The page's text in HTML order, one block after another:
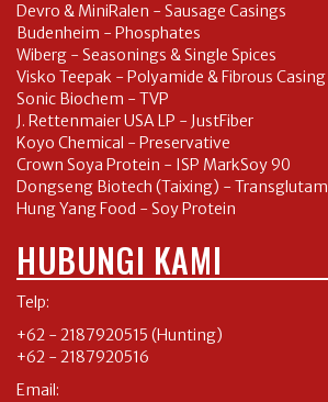
Devro & MiniRalen - Sausage Casings
Budenheim - Phosphates
Wiberg - Seasonings & Single Spices
Visko Teepak - Polyamide & Fibrous Casing
Sonic Biochem - TVP
J. Rettenmaier USA LP - JustFiber
Koyo Chemical - Preservative
Crown Soya Protein - ISP MarkSoy 90
Dongseng Biotech (Taixing) -
Hung Yang Food - Soy Protein
HUBUNGI KAMI
Telp:
+62 - 2187920515 (Hunting)
+62 - 2187920516
Email: